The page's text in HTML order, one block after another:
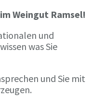
Weingut Ramsel!
und
was Sie
und Sie mit